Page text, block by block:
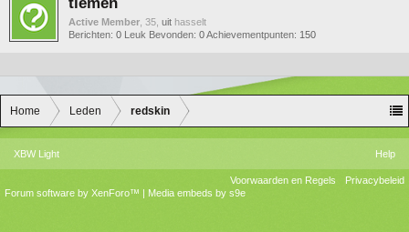
Active Member , 35, uit hasselt
Berichten: 0 Leuk Bevonden: 0Achievementpunten: 150
Home Leden redskin
XBW Light Help
Voorwaarden en Regels
Privacybeleid
Forum software by XenForo™ | Media embeds by s9e